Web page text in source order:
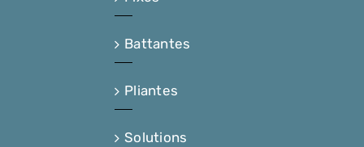
Battantes
Pliantes
Solutions